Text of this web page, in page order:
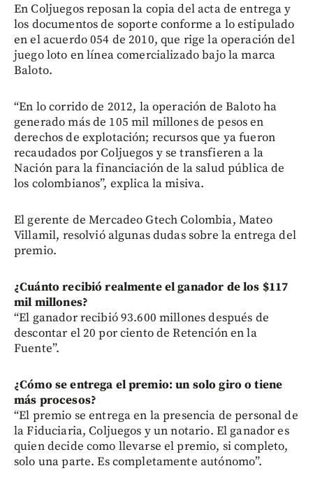
En Coljuegos reposan la copia del acta de entrega y
los documentos de soporte conforme a lo estipulado
en el acuerdo 054 de 2010, que rige la operación del
juego loto en línea comercializado bajo la marca
Baloto.
“En lo corrido de 2012, la operación de Baloto ha
generado más de 105 mil millones de pesos en
derechos de explotación; recursos que ya fueron
recaudados por Coljuegos y se transfieren a la
Nación para la financiación de la salud pública de
los colombianos”, explica la misiva.
El gerente de Mercadeo Gtech Colombia, Mateo
Villamil, resolvió algunas dudas sobre la entrega del
premio.
¿Cuánto recibió realmente el ganador de los $117
mil millones?
“El ganador recibió 93.600 millones después de
descontar el 20 por ciento de Retención en la
Fuente”.
¿Cómo se entrega el premio: un solo giro o tiene
más procesos?
“El premio se entrega en la presencia de personal de
la Fiduciaria, Coljuegos y un notario. El ganador es
quien decide como llevarse el premio, si completo,
solo una parte. Es completamente autónomo”.